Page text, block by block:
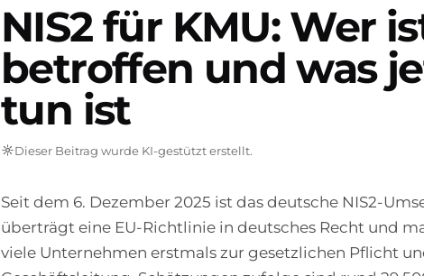
NIS2 für KMU: Wer
betroffen und was
tun ist
Dieser Beitrag wurde KI-gestützt erstellt.
Seit dem 6. Dezember 2025 ist das deutsche NIS2-
überträgt eine EU-Richtlinie in deutsches Recht und
viele Unternehmen erstmals zur gesetzlichen Pflicht